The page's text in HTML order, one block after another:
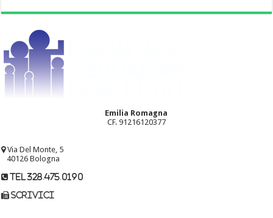
Emilia Romagna
CF. 91216120377
Via Del Monte, 5
40126 Bologna
tel 328.475.0190
scrivici